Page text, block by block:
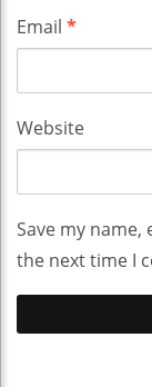
Email *
Website
Save my
the next time I